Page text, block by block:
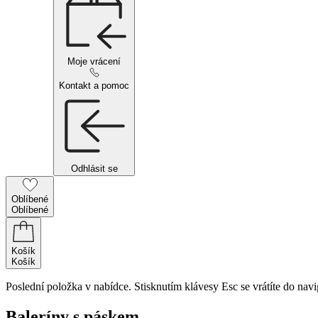
Moje vrácení
Kontakt a pomoc
Odhlásit se
Oblíbené
Oblíbené
Košík
Košík
Poslední položka v nabídce. Stisknutím klávesy Esc se vrátíte do